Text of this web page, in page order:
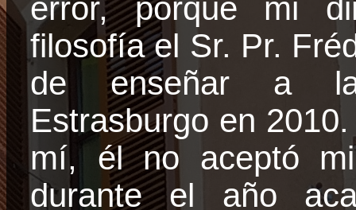
error, porque mi
filosofía el Sr. Pr.
de enseñar a
Estrasburgo en
mí, él no aceptó
durante el año